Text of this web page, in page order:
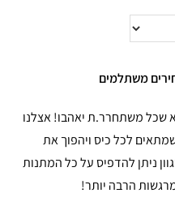
משתלמים
שכל משתחרר.ת יאהבו! אצלנו
לכל כיס ויהפוך את
ניתן להדפיס על כל המתנות
הרבה יותר!